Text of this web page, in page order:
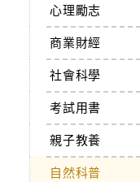
心理勵志
商業財經
社會科學
考試用書
親子教養
自然科普